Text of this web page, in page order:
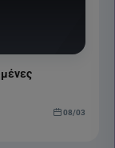
08/03